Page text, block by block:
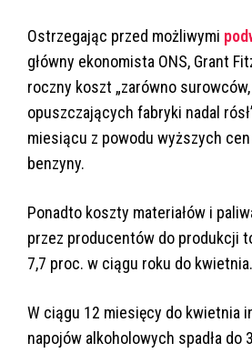
Ostrzegając przed możliwymi
główny ekonomista ONS, Grant
roczny koszt „zarówno
opuszczających fabryki nadal
miesiącu z powodu wyższych
benzyny.
Ponadto koszty materiałów i
przez producentów do produkcji
7,7 proc. w ciągu roku do kwietnia.
W ciągu 12 miesięcy do kwietnia
napojów alkoholowych spadła do